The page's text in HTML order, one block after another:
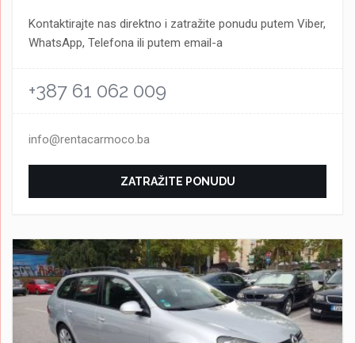
Kontaktirajte nas direktno i zatražite ponudu putem Viber,
WhatsApp, Telefona ili putem email-a
+387 61 062 009
info@rentacarmoco.ba
ZATRAŽITE PONUDU